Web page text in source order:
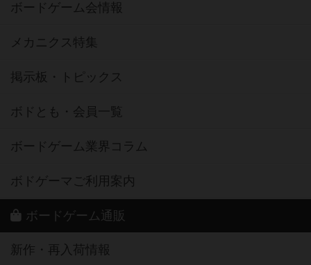
ボードゲーム会情報
メカニクス特集
掲示板・トピックス
ボドとも・会員一覧
ボードゲーム業界コラム
ボドゲーマご利用案内
ボードゲーム通販
新作・再入荷情報